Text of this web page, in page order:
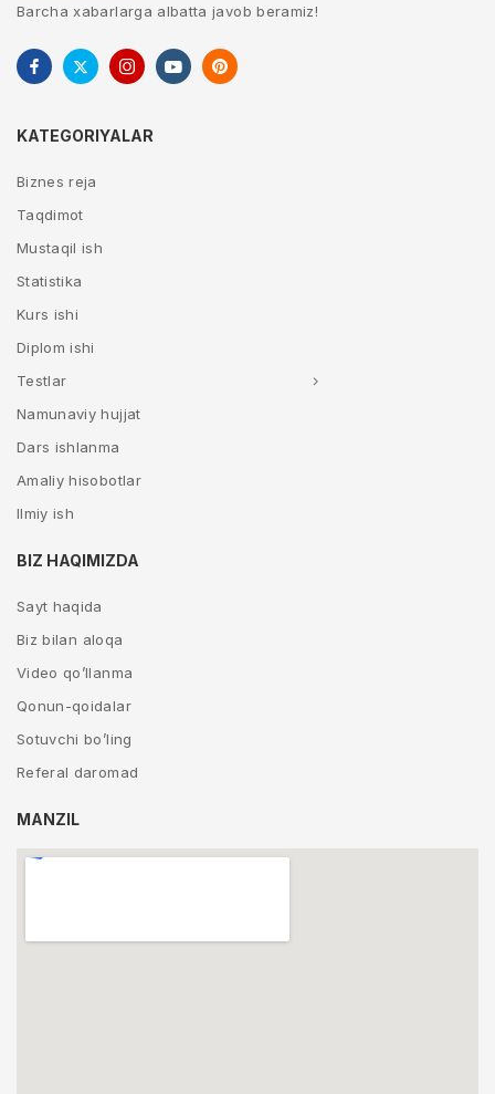
Barcha xabarlarga albatta javob beramiz!
KATEGORIYALAR
Biznes reja
Taqdimot
Mustaqil ish
Statistika
Kurs ishi
Diplom ishi
Testlar
Namunaviy hujjat
Dars ishlanma
Amaliy hisobotlar
Ilmiy ish
BIZ HAQIMIZDA
Sayt haqida
Biz bilan aloqa
Video qo’llanma
Qonun-qoidalar
Sotuvchi bo’ling
Referal daromad
MANZIL